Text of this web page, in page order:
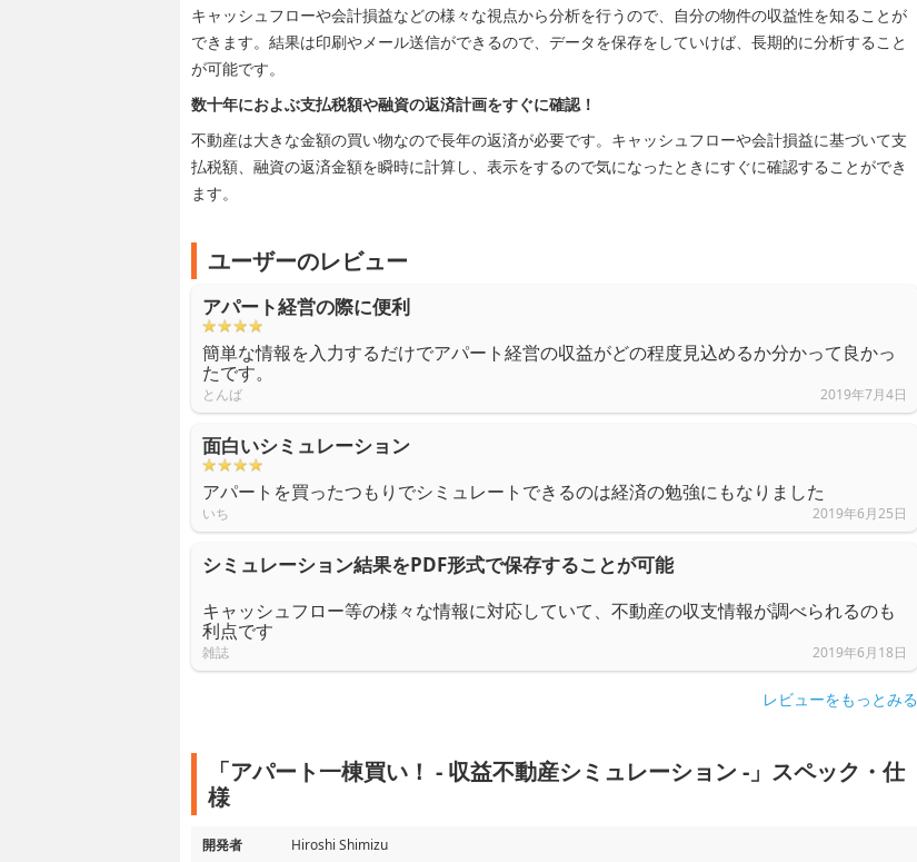
キャッシュフローや会計損益などの様々な視点から分析を行うので、自分の物件の収益性を知ることが
できます。結果は印刷やメール送信ができるので、データを保存をしていけば、長期的に分析すること
が可能です。
数十年におよぶ支払税額や融資の返済計画をすぐに確認！
不動産は大きな金額の買い物なので長年の返済が必要です。キャッシュフローや会計損益に基づいて支
払税額、融資の返済金額を瞬時に計算し、表示をするので気になったときにすぐに確認することができ
ます。
ユーザーのレビュー
アパート経営の際に便利
簡単な情報を入力するだけでアパート経営の収益がどの程度見込めるか分かって良かっ
たです。
とんば 2019年7月4日
面白いシミュレーション
アパートを買ったつもりでシミュレートできるのは経済の勉強にもなりました
いち 2019年6月25日
シミュレーション結果をPDF形式で保存することが可能
キャッシュフロー等の様々な情報に対応していて、不動産の収支情報が調べられるのも
利点です
雑誌 2019年6月18日
レビューをもっとみる
「アパート一棟買い！ - 収益不動産シミュレーション -」スペック・仕
様
開発者
Hiroshi Shimizu